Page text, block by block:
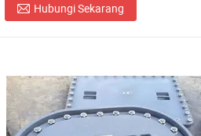
Hubungi Sekarang